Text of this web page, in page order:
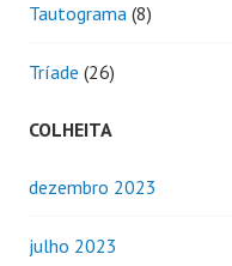
Tautograma (8)
Tríade (26)
COLHEITA
dezembro 2023
julho 2023